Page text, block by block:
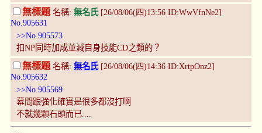
無標題名稱: 無名氏[26/08/06(四)13:56 ID:WwVfnNe2]
No.905631
>>No.905573
扣NP同時加成並減自身技能CD之類的？
無標題 名稱: 無名氏[26/08/06(四)14:36 ID:XrtpOnz2]
No.905632
>>No.905569
幕間跟強化確實是很多都沒打啊
不就幾顆石頭而已....